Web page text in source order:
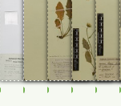
FR-0107880M-0232833M-0232834
M- M-